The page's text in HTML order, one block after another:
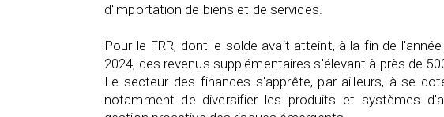
d'importation de biens et de services.
Pour le FRR, dont le solde avait atteint, à la fin de
2024, des revenus supplémentaires s'élevant à près de
Le secteur des finances s'apprête, par ailleurs, à se
notamment de diversifier les produits et systèmes